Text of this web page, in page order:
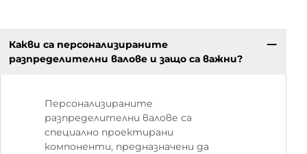
Какви са персонализираните
разпределителни валове и защо са важни?
Персонализираните
разпределителни валове са
специално проектирани
компоненти, предназначени да